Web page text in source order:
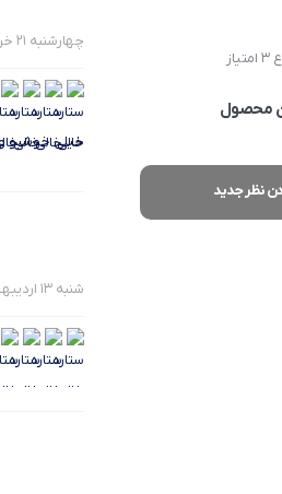
محصول
نظر جدید
چهارشنبه 21 خرداد 1404
خیلی خوشبو
شنبه 13 اردیبهشت 1404